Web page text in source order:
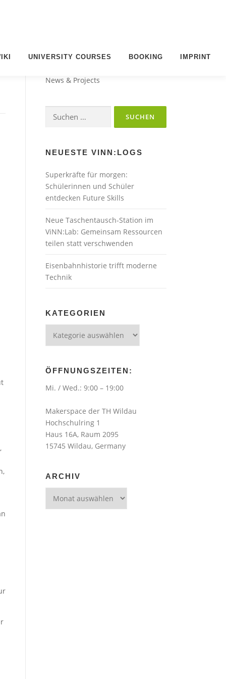
UNIVERSITY COURSES BOOKING IMPRINT
News & Projects
Suchen
nach:
NEUESTE VINN:LOGS
Superkräfte für morgen:
Schülerinnen und Schüler
entdecken Future Skills
Neue Taschentausch-Station im
ViNN:Lab: Gemeinsam Ressourcen
teilen statt verschwenden
Eisenbahnhistorie trifft moderne
Technik
KATEGORIEN
ÖFFNUNGSZEITEN:
Mi. / Wed.: 9:00 – 19:00
Makerspace der TH Wildau
Hochschulring 1
Haus 16A, Raum 2095
15745 Wildau, Germany
ARCHIV